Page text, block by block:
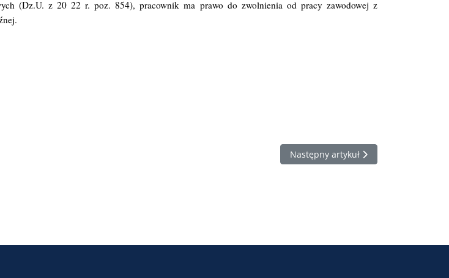
(Dz.U. z 20 22 r. poz. 854), pracownik ma prawo do zwolnienia od pracy zawodowej z
Następny artykuł: Praca nauczyciela
Następny artykuł